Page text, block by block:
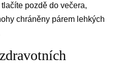
pozdě do večera,
chráněny párem lehkých